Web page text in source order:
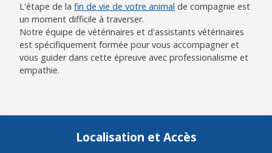
L'étape de la fin de vie de votre animal de compagnie est
un moment difficile à traverser.
Notre équipe de vétérinaires et d'assistants vétérinaires
est spécifiquement formée pour vous accompagner et
vous guider dans cette épreuve avec professionalisme et
empathie.
Localisation et Accès